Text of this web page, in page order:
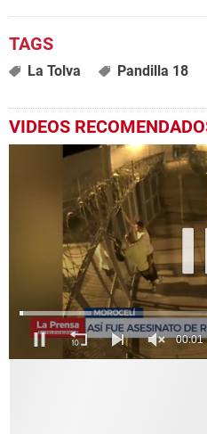
La Tolva Pandilla 18
VIDEOS